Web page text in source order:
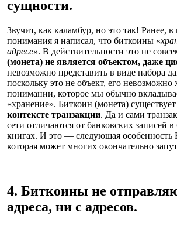
сущности.
Звучит, как каламбур, но это так! Ранее,
понимания я написал, что биткоины «
адресе». В действительности это не
(монета) не является объектом, даже
невозможно представить в виде набора
поскольку это не объект, его невозможно
понимании, которое мы обычно
«хранение». Биткоин (монета)
контексте транзакции. Да и сами
сети отличаются от банковских записей в
книгах. И это — следующая особенность
которая может многих окончательно
4. Биткоины не
адреса, ни с адресов.